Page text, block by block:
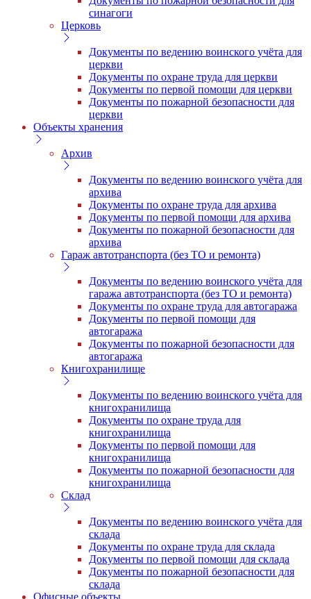
синагоги
Церковь
Документы по ведению воинского учёта для
церкви
Документы по охране труда для церкви
Документы по первой помощи для церкви
Документы по пожарной безопасности для
церкви
Объекты хранения
Архив
Документы по ведению воинского учёта для
архива
Документы по охране труда для архива
Документы по первой помощи для архива
Документы по пожарной безопасности для
архива
Гараж автотранспорта (без ТО и ремонта)
Документы по ведению воинского учёта для
гаража автотранспорта (без ТО и ремонта)
Документы по охране труда для автогаража
Документы по первой помощи для
автогаража
Документы по пожарной безопасности для
автогаража
Книгохранилище
Документы по ведению воинского учёта для
книгохранилища
Документы по охране труда для
книгохранилища
Документы по первой помощи для
книгохранилища
Документы по пожарной безопасности для
книгохранилища
Склад
Документы по ведению воинского учёта для
склада
Документы по охране труда для склада
Документы по первой помощи для склада
Документы по пожарной безопасности для
склада
Офисные объекты